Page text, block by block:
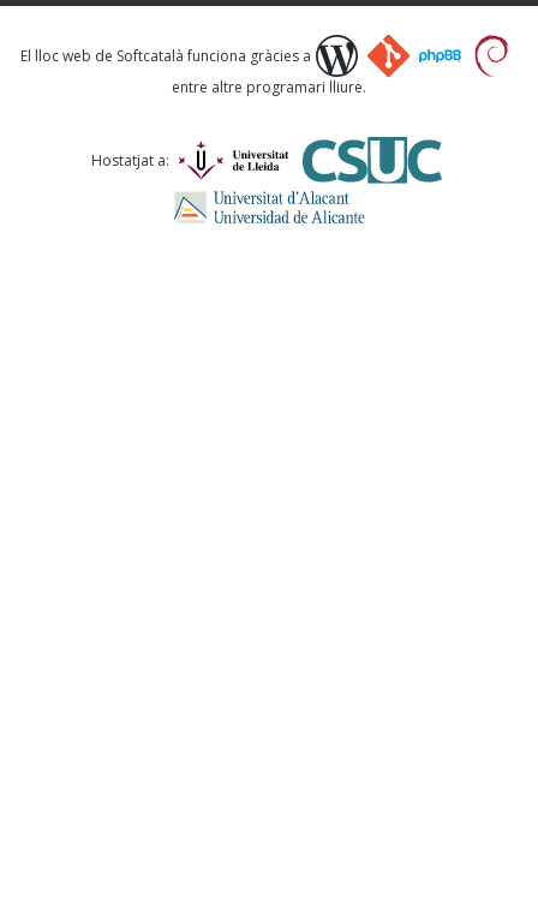
Què proposeu?
Comentari *
El lloc web de Softcatalà funciona gràcies a
entre altre programari lliure.
Hostatjat a: